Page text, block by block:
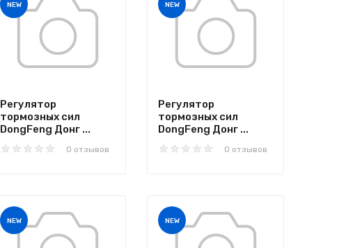
NEW
Регулятор
тормозных сил
DongFeng Донг ...
0 отзывов
NEW
Регулятор
тормозных сил
DongFeng Донг ...
0 отзывов
NEW NEW